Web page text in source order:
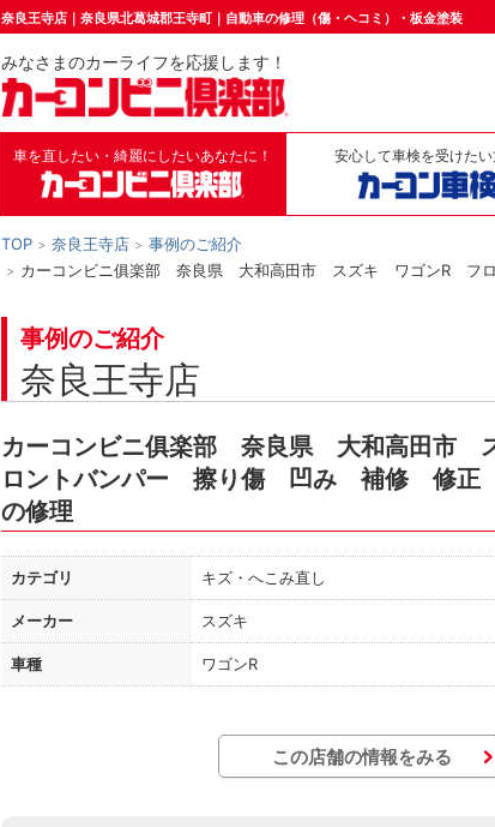
奈良王寺店｜奈良県北葛城郡王寺町｜自動車の修理（傷・ヘコミ）・板金塗装
みなさまのカーライフを応援します！
車を直したい・綺麗にしたいあなたに！ 安心して車検を受けた
TOP 奈良王寺店
事例のご紹介
カーコンビニ俱楽部 奈良県 大和高田市 スズキ ワゴンR
事例のご紹介
奈良王寺店
カーコンビニ俱楽部 奈良県 大和高田市
ロントバンパー 擦り傷 凹み 補修 修
の修理
カテゴリ キズ・へこみ直し
メーカー スズキ
車種 ワゴンR
この店舗の情報をみる